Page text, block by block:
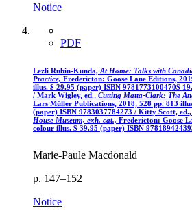
Notice
PDF
Lezli Rubin-Kunda, At Home: Talks with
Practice, Fredericton: Goose Lane Editions,
illus. $ 29.95 (paper) ISBN 9781773100470$
/ Mark Wigley, ed., Cutting Matta-Clark: The
Lars Müller Publications, 2018, 528 pp. 813
(paper) ISBN 9783037784273 / Kitty Scott, ed.,
House Museum, exh. cat., Fredericton: Goose
colour illus. $ 39.95 (paper) ISBN
Marie-Paule Macdonald
p. 147–152
Notice